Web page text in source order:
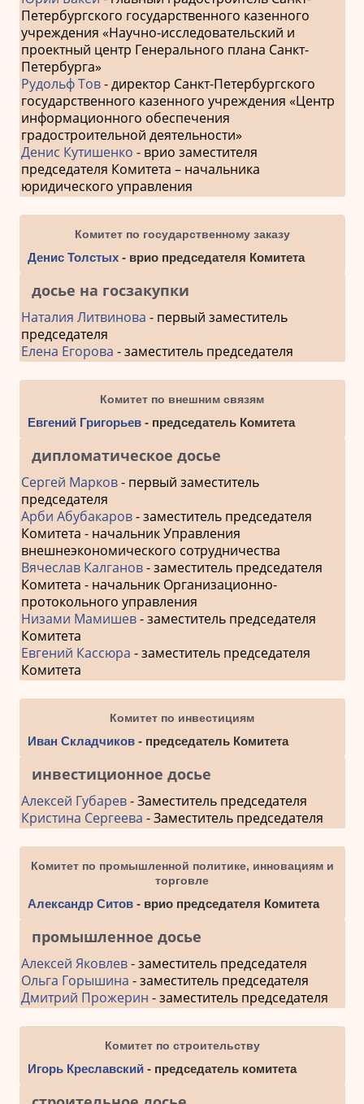
Петербургского государственного казенного
учреждения «Научно-исследовательский и
проектный центр Генерального плана Санкт-
Петербурга»
Рудольф Тов- директор Санкт-Петербургского
государственного казенного учреждения «Центр
информационного обеспечения
градостроительной деятельности»
Денис Кутишенко - врио заместителя
председателя Комитета – начальника
юридического управления
Комитет по государственному заказу
Денис Толстых- врио председателя Комитета
досье на госзакупки
Наталия Литвинова - первый заместитель
председателя
Елена Егорова - заместитель председателя
Комитет по внешним связям
Евгений Григорьев- председатель Комитета
дипломатическое досье
Сергей Марков- первый заместитель
председателя
Арби Абубакаров- заместитель председателя
Комитета - начальник Управления
внешнеэкономического сотрудничества
Вячеслав Калганов- заместитель председателя
Комитета - начальник Организационно-
протокольного управления
Низами Мамишев- заместитель председателя
Комитета
Евгений Кассюра - заместитель председателя
Комитета
Комитет по инвестициям
Иван Складчиков- председатель Комитета
инвестиционное досье
Алексей Губарев- Заместитель председателя
Кристина Сергеева - Заместитель председателя
Комитет по промышленной политике, инновациям и
торговле
Александр Ситов- врио председателя Комитета
промышленное досье
Алексей Яковлев- заместитель председателя
Ольга Горышина - заместитель председателя
Дмитрий Прожерин - заместитель председателя
Комитет по строительству
Игорь Креславский - председатель комитета